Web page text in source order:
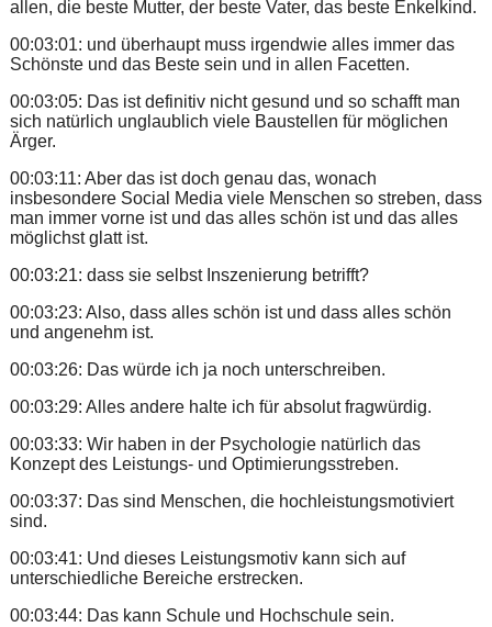
allen, die beste Mutter, der beste Vater, das beste Enkelkind.
00:03:01: und überhaupt muss irgendwie alles immer das
Schönste und das Beste sein und in allen Facetten.
00:03:05: Das ist definitiv nicht gesund und so schafft man
sich natürlich unglaublich viele Baustellen für möglichen
Ärger.
00:03:11: Aber das ist doch genau das, wonach
insbesondere Social Media viele Menschen so streben, dass
man immer vorne ist und das alles schön ist und das alles
möglichst glatt ist.
00:03:21: dass sie selbst Inszenierung betrifft?
00:03:23: Also, dass alles schön ist und dass alles schön
und angenehm ist.
00:03:26: Das würde ich ja noch unterschreiben.
00:03:29: Alles andere halte ich für absolut fragwürdig.
00:03:33: Wir haben in der Psychologie natürlich das
Konzept des Leistungs- und Optimierungsstreben.
00:03:37: Das sind Menschen, die hochleistungsmotiviert
sind.
00:03:41: Und dieses Leistungsmotiv kann sich auf
unterschiedliche Bereiche erstrecken.
00:03:44: Das kann Schule und Hochschule sein.